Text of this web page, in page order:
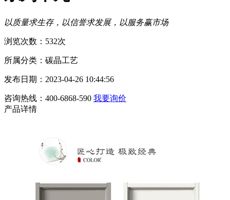
以质量求生存，以信誉求发展，以服务赢市场
浏览次数：532次
所属分类：碳晶工艺
发布日期：2023-04-26 10:44:56
咨询热线：400-6868-590 我要询价
产品详情